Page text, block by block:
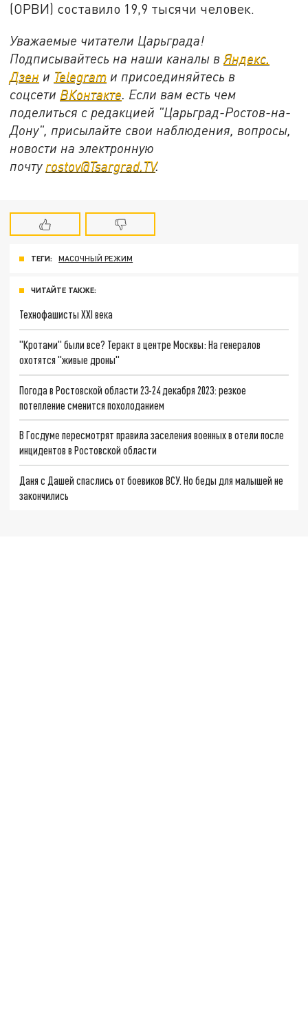
(ОРВИ) составило 19,9 тысячи человек.
Уважаемые читатели Царьграда!
Подписывайтесь на наши каналы вЯндекс.
Дзен и Telegram и присоединяйтесь в
соцсети ВКонтакте. Если вам есть чем
поделиться с редакцией "Царьград-Ростов-на-
Дону", присылайте свои наблюдения, вопросы,
новости на электронную
почту rostov@Tsargrad.ТV.
ТЕГИ: МАСОЧНЫЙ РЕЖИМ
ЧИТАЙТЕ ТАКЖЕ:
Технофашисты XXI века
"Кротами" были все? Теракт в центре Москвы: На генералов
охотятся "живые дроны"
Погода в Ростовской области 23-24 декабря 2023: резкое
потепление сменится похолоданием
В Госдуме пересмотрят правила заселения военных в отели после
инцидентов в Ростовской области
Даня с Дашей спаслись от боевиков ВСУ. Но беды для малышей не
закончились